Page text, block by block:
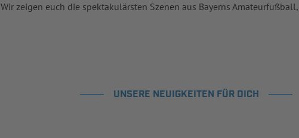
Wir zeigen euch die spektakulärsten Szenen aus Bayerns
UNSERE NEUIGKEITEN FÜR DICH